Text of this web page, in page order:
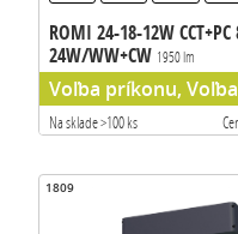
ROMI 24-18-12W CCT+PC
24W/WW+CW 1950 lm
Voľba príkonu, Voľba
Na sklade >100 ks
1809